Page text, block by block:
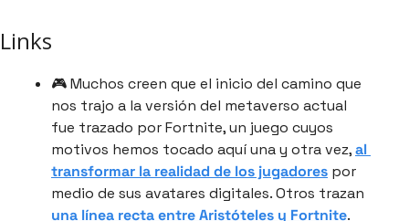
Links
🎮 Muchos creen que el inicio del camino que
nos trajo a la versión del metaverso actual
fue trazado por Fortnite, un juego cuyos
motivos hemos tocado aquí una y otra vez, al
transformar la realidad de los jugadores por
una línea recta entre Aristóteles y Fortnite.